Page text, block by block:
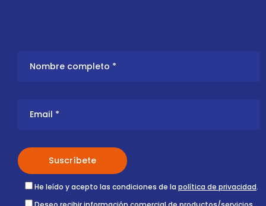
He leído y acepto las condiciones de la política de privacidad.